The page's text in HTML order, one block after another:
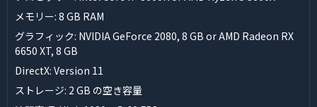
メモリー: 8 GB RAM
グラフィック: NVIDIA GeForce 2080, 8 GB or AMD Radeon RX
6650 XT, 8 GB
DirectX: Version 11
ストレージ: 2 GB の空き容量